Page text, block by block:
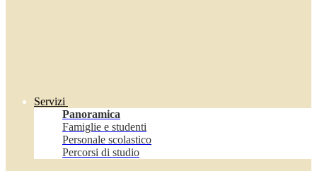
Servizi
Panoramica
Famiglie e studenti
Personale scolastico
Percorsi di studio